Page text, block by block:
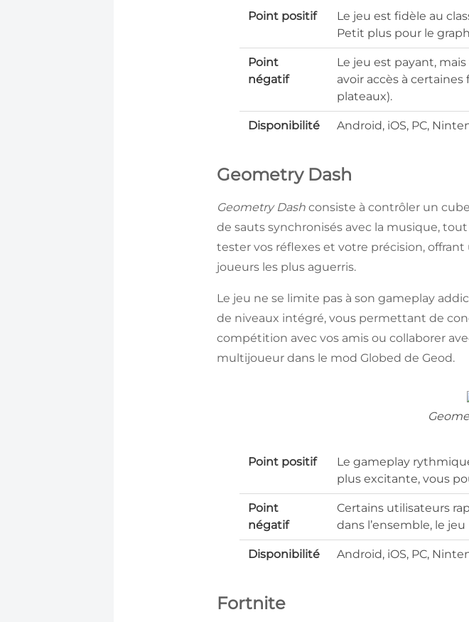
Point positif
Le jeu est fidèle au
Petit plus pour le
Point
négatif
Le jeu est payant,
avoir accès à
plateaux).
Disponibilité Android, iOS, PC,
Geometry Dash
Geometry Dash consiste à contrôler un
de sauts synchronisés avec la musique,
tester vos réflexes et votre précision,
joueurs les plus aguerris.
Le jeu ne se limite pas à son gameplay
de niveaux intégré, vous permettant de
compétition avec vos amis ou collaborer
multijoueur dans le mod Globed de Geod.
Point positif
Le gameplay
plus excitante, vous
Point
négatif
Certains utilisateurs
dans l’ensemble, le
Disponibilité Android, iOS, PC,
Fortnite